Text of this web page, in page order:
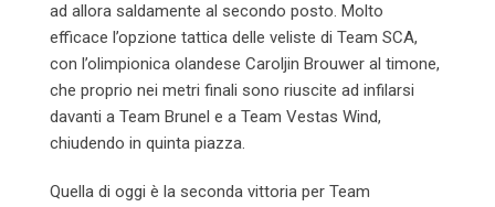
ad allora saldamente al secondo posto. Molto
efficace l’opzione tattica delle veliste di Team SCA,
con l’olimpionica olandese Caroljin Brouwer al timone,
che proprio nei metri finali sono riuscite ad infilarsi
davanti a Team Brunel e a Team Vestas Wind,
chiudendo in quinta piazza.
Quella di oggi è la seconda vittoria per Team